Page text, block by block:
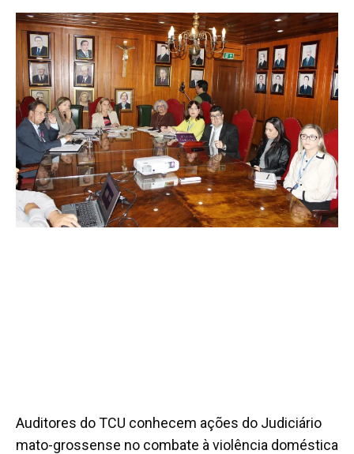
Auditores do TCU conhecem ações do Judiciário
mato-grossense no combate à violência doméstica